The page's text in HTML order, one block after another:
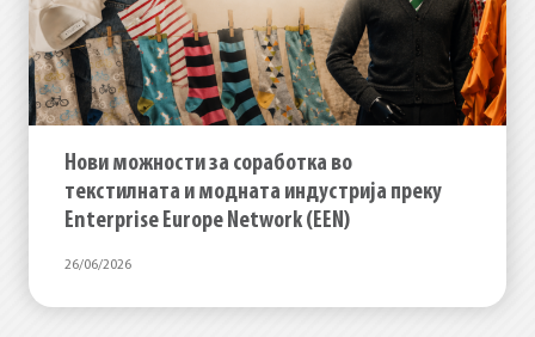
Нови можности за соработка во
текстилната и модната индустрија преку
Enterprise Europe Network (EEN)
26/06/2026